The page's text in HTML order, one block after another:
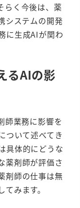
らく今後は、薬
システムの開発
に生成AIが関わ
るAIの影
師業務に影響を
ついて述べてき
具体的にどうな
薬剤師が評価さ
剤師の仕事は無
みます。